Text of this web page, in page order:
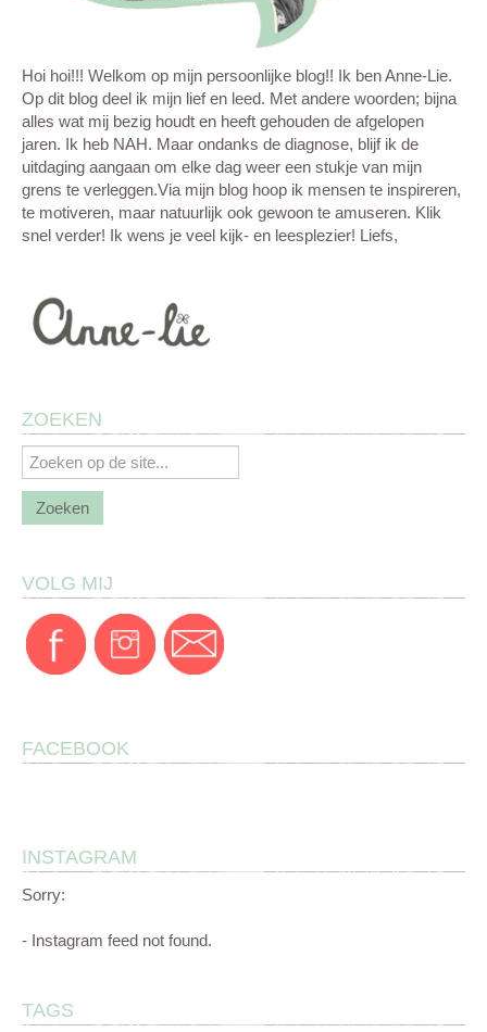
Hoi hoi!!! Welkom op mijn persoonlijke blog!! Ik ben Anne-Lie.
Op dit blog deel ik mijn lief en leed. Met andere woorden; bijna
alles wat mij bezig houdt en heeft gehouden de afgelopen
jaren. Ik heb NAH. Maar ondanks de diagnose, blijf ik de
uitdaging aangaan om elke dag weer een stukje van mijn
grens te verleggen.Via mijn blog hoop ik mensen te inspireren,
te motiveren, maar natuurlijk ook gewoon te amuseren. Klik
snel verder! Ik wens je veel kijk- en leesplezier! Liefs,
ZOEKEN
VOLG MIJ
FACEBOOK
INSTAGRAM
Sorry:
- Instagram feed not found.
TAGS